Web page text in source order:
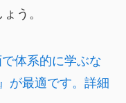
う。
体系的に学ぶな
が最適です。詳細